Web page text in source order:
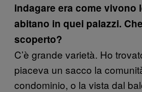
indagare era come vivono
abitano in quei palazzi.
scoperto?
C’è grande varietà. Ho
piaceva un sacco la
condominio, o la vista dal